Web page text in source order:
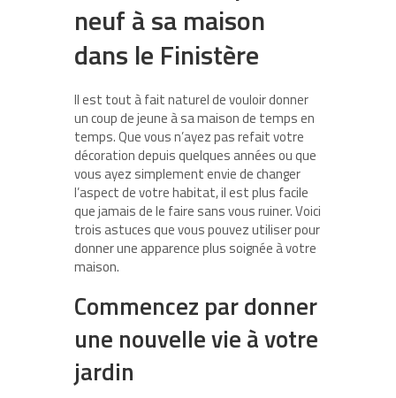
neuf à sa maison
dans le Finistère
Il est tout à fait naturel de vouloir donner
un coup de jeune à sa maison de temps en
temps. Que vous n’ayez pas refait votre
décoration depuis quelques années ou que
vous ayez simplement envie de changer
l’aspect de votre habitat, il est plus facile
que jamais de le faire sans vous ruiner. Voici
trois astuces que vous pouvez utiliser pour
donner une apparence plus soignée à votre
maison.
Commencez par donner
une nouvelle vie à votre
jardin